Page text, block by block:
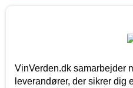
VinVerden.dk samarbejder
leverandører, der sikrer dig